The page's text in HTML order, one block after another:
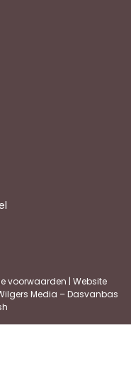
voorwaarden | Website
Media – Dasvanbas